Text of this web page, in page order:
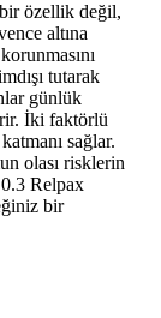
özellik değil,
altına
tutarak
günlük
İki faktörlü
sağlar.
olası risklerin
0.3 Relpax
bir